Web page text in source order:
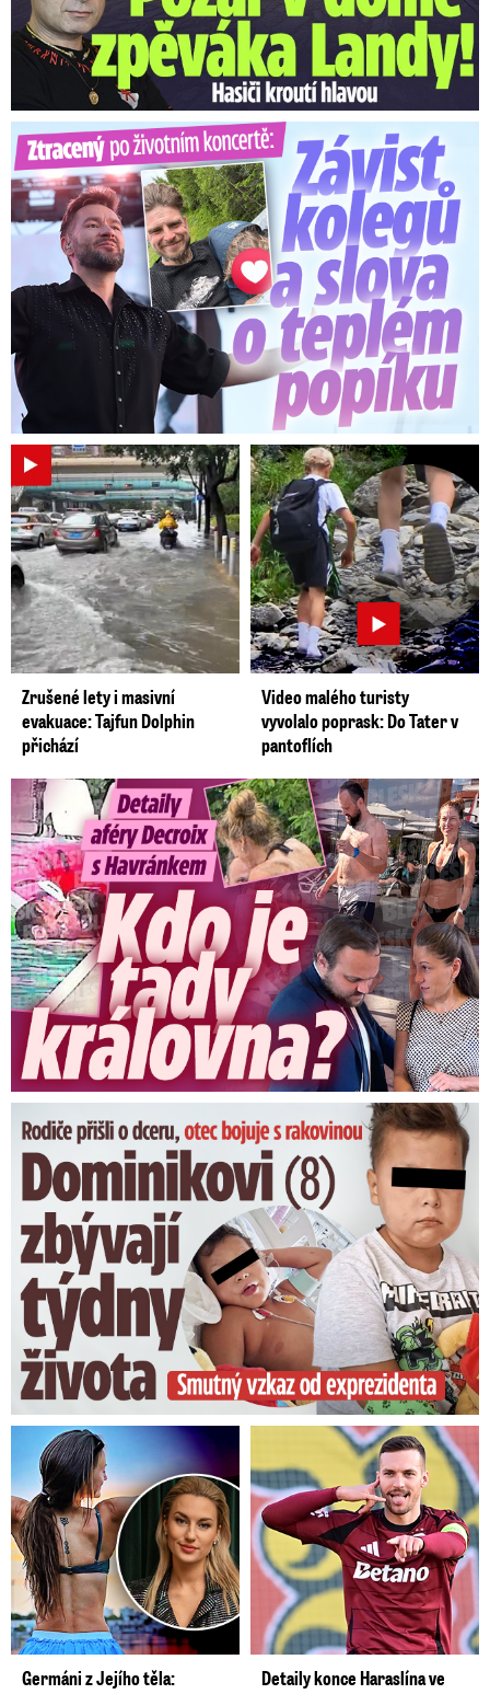
Ztracený po životním koncertě: Závist kolegů a teplý popík
Zrušené lety i masivní
evakuace: Tajfun Dolphin
přichází
Video malého turisty
vyvolalo poprask: Do Tater v
pantoflích
Detaily aféry Decroix s Havránkem: Kdo je tady královna?
Dominikovi (8) zbývají týdny života: Vzkaz od exprezidenta
Germáni z Jejího těla:
Detaily konce Haraslína ve